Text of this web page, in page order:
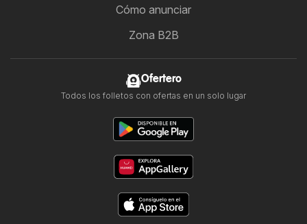
Cómo anunciar
Zona B2B
Ofertero
Todos los folletos con ofertas en un solo lugar